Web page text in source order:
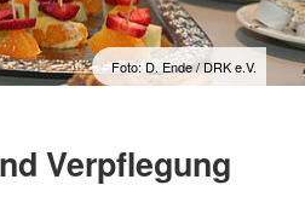
Foto: D. Ende / DRK e.V.
Verpflegung